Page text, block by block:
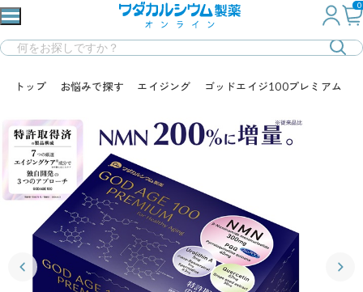
0
トップ お悩みで探す エイジング ゴッドエイジ100プレミアム